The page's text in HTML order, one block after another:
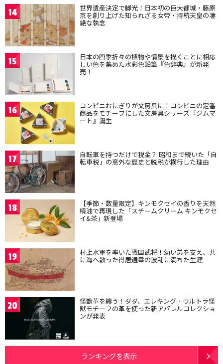
14 世界遺産決定で脚光！日本初の巨大都城・藤原
京を創り上げた知られざる女帝・持統天皇の凄
絶な執念
15 日本の四季折々の植物や情景を描くことに相応
しい色を集めた水彩色鉛筆『色辞典』が新発
売！
16 コンビニおにぎりが文房具に！コンビニの定番
商品をモチーフにした文房具シリーズ『ジムマ
ート』誕生
17 自転車を持つだけで税金？ 昭和まで続いた「自
転車税」の意外な歴史と脱税が横行した理由
18 【季節・数量限定】キンモクセイの香りを天然
精油で再現した「スチームクリーム キンモクセ
イ&茶」新登場
19 村上水軍を率いた戦国武将！幼い弟を支え、共
に海へ散った得居通幸の波乱に満ちた生涯
20 怪獣革を纏う！ダダ、エレキング…ウルトラ怪
獣モチーフの革を使った新アパレルコレクショ
ンが発表
ランキングを表示